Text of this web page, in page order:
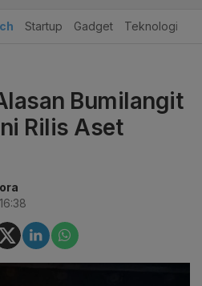
Startup Gadget Teknologi
Bumilangit
Rilis Aset